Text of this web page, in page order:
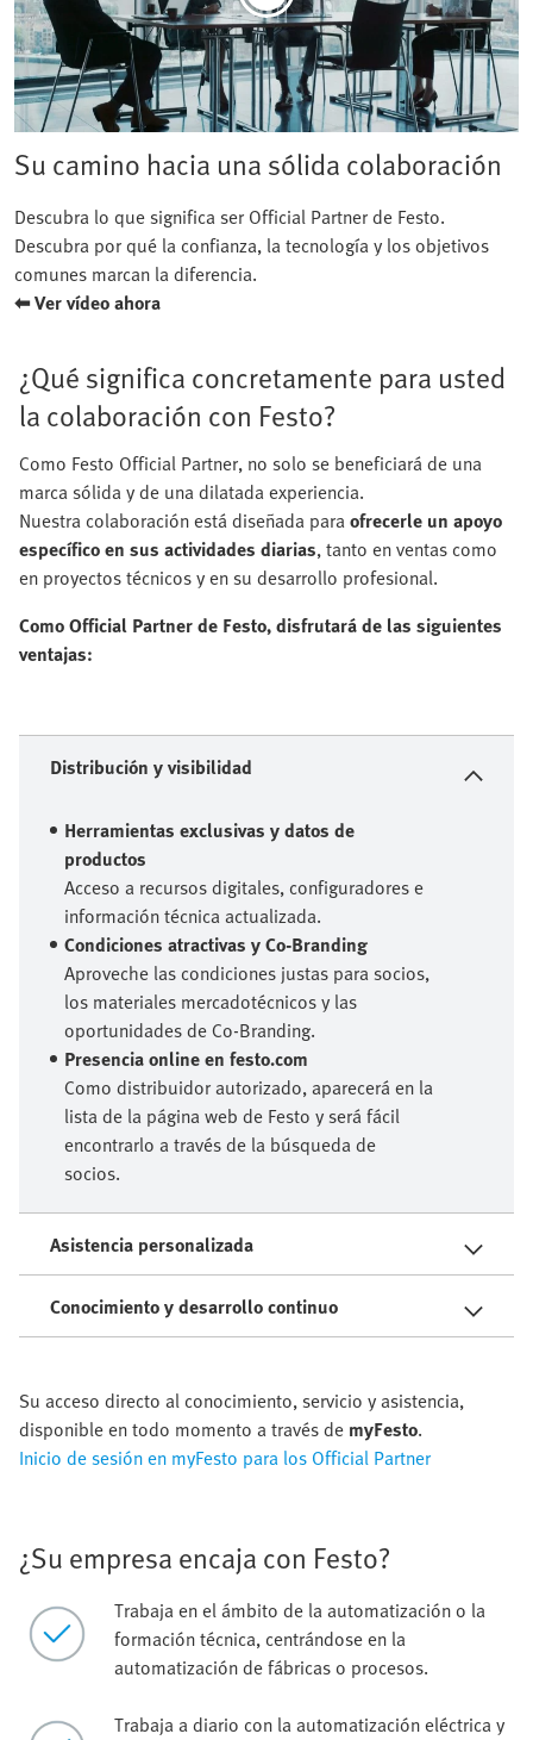
Su camino hacia una sólida colaboración
Descubra lo que significa ser Official Partner de Festo.
Descubra por qué la confianza, la tecnología y los objetivos
comunes marcan la diferencia.
⬅ Ver vídeo ahora
¿Qué significa concretamente para usted
la colaboración con Festo?
Como Festo Official Partner, no solo se beneficiará de una
marca sólida y de una dilatada experiencia.
Nuestra colaboración está diseñada paraofrecerle un apoyo
específico en sus actividades diarias, tanto en ventas como
en proyectos técnicos y en su desarrollo profesional.
Como Official Partner de Festo, disfrutará de las siguientes
ventajas:
Distribución y visibilidad
Herramientas exclusivas y datos de
productos
Acceso a recursos digitales, configuradores e
información técnica actualizada.
Condiciones atractivas y Co-Branding
Aproveche las condiciones justas para socios,
los materiales mercadotécnicos y las
oportunidades de Co-Branding.
Presencia online en festo.com
Como distribuidor autorizado, aparecerá en la
lista de la página web de Festo y será fácil
encontrarlo a través de la búsqueda de
socios.
Asistencia personalizada
Conocimiento y desarrollo continuo
Su acceso directo al conocimiento, servicio y asistencia,
disponible en todo momento a través de myFesto.
Inicio de sesión en myFesto para los Official Partner
¿Su empresa encaja con Festo?
Trabaja en el ámbito de la automatización o la
formación técnica, centrándose en la
automatización de fábricas o procesos.
Trabaja a diario con la automatización eléctrica y